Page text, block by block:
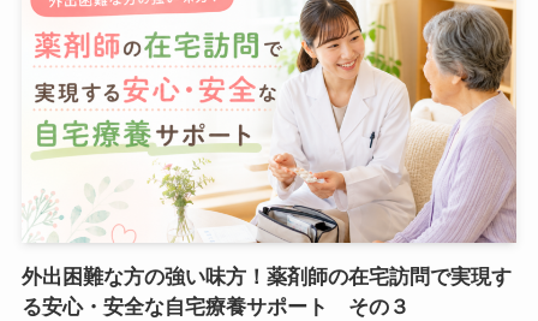
外出困難な方の強い味方！薬剤師の在宅訪問で実現す
る安心・安全な自宅療養サポート その３